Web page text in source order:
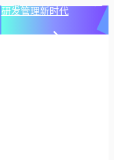
研发管理新时代